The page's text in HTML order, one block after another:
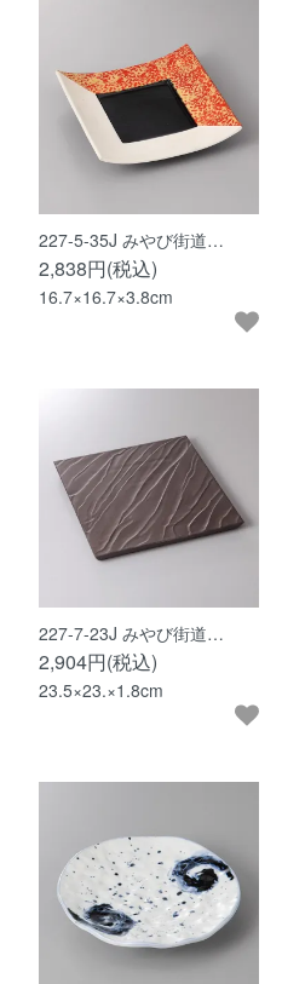
227-5-35J みやび街道…
2,838円(税込)
16.7×16.7×3.8cm
227-7-23J みやび街道…
2,904円(税込)
23.5×23.×1.8cm